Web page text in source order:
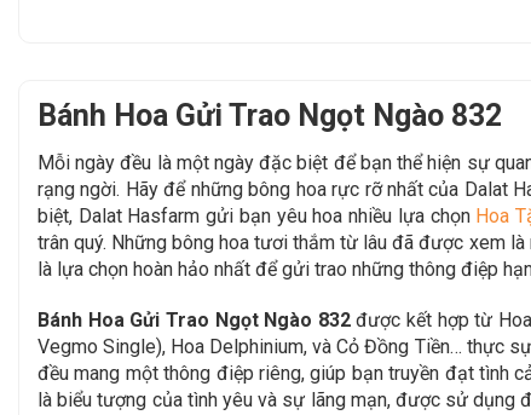
Bánh Hoa Gửi Trao Ngọt Ngào 832
Mỗi ngày đều là một ngày đặc biệt để bạn thể hiện sự
rạng ngời. Hãy để những bông hoa rực rỡ nhất của Dalat
biệt, Dalat Hasfarm gửi bạn yêu hoa nhiều lựa chọn Hoa
trân quý. Những bông hoa tươi thắm từ lâu đã được xem
là lựa chọn hoàn hảo nhất để gửi trao những thông điệp
Bánh Hoa Gửi Trao Ngọt Ngào 832được kết hợp từ Hoa
Vegmo Single), Hoa Delphinium, và Cỏ Đồng Tiền… thực
đều mang một thông điệp riêng, giúp bạn truyền đạt tình
là biểu tượng của tình yêu và sự lãng mạn, được sử dụng